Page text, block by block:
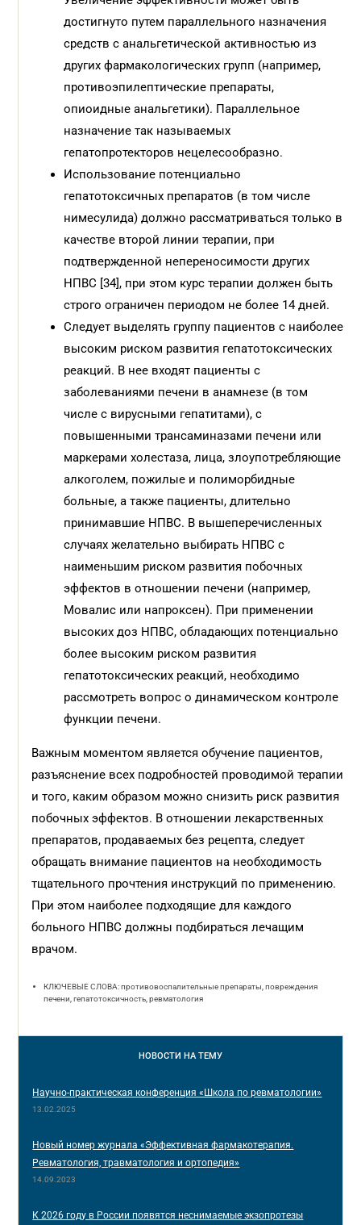
достигнуто путем параллельного назначения
средств с анальгетической активностью из
других фармакологических групп (например,
противоэпилептические препараты,
опиоидные анальгетики). Параллельное
назначение так называемых
гепатопротекторов нецелесообразно.
Использование потенциально
гепатотоксичных препаратов (в том числе
нимесулида) должно рассматриваться только в
качестве второй линии терапии, при
подтвержденной непереносимости других
НПВС [34], при этом курс терапии должен быть
строго ограничен периодом не более 14 дней.
Следует выделять группу пациентов с наиболее
высоким риском развития гепатотоксических
реакций. В нее входят пациенты с
заболеваниями печени в анамнезе (в том
числе с вирусными гепатитами), с
повышенными трансаминазами печени или
маркерами холестаза, лица, злоупотребляющие
алкоголем, пожилые и полиморбидные
больные, а также пациенты, длительно
принимавшие НПВС. В вышеперечисленных
случаях желательно выбирать НПВС с
наименьшим риском развития побочных
эффектов в отношении печени (например,
Мовалис или напроксен). При применении
высоких доз НПВС, обладающих потенциально
более высоким риском развития
гепатотоксических реакций, необходимо
рассмотреть вопрос о динамическом контроле
функции печени.
Важным моментом является обучение пациентов,
разъяснение всех подробностей проводимой терапии
и того, каким образом можно снизить риск развития
побочных эффектов. В отношении лекарственных
препаратов, продаваемых без рецепта, следует
обращать внимание пациентов на необходимость
тщательного прочтения инструкций по применению.
При этом наиболее подходящие для каждого
больного НПВС должны подбираться лечащим
врачом.
КЛЮЧЕВЫЕ СЛОВА: противовоспалительные препараты, повреждения
печени, гепатотоксичность, ревматология
НОВОСТИ НА ТЕМУ
Научно-практическая конференция «Школа по ревматологии»
13.02.2025
Новый номер журнала «Эффективная фармакотерапия.
Ревматология, травматология и ортопедия»
14.09.2023
К 2026 году в России появятся неснимаемые экзопротезы